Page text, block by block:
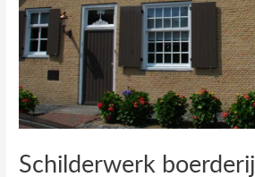
Schilderwerk boerderij